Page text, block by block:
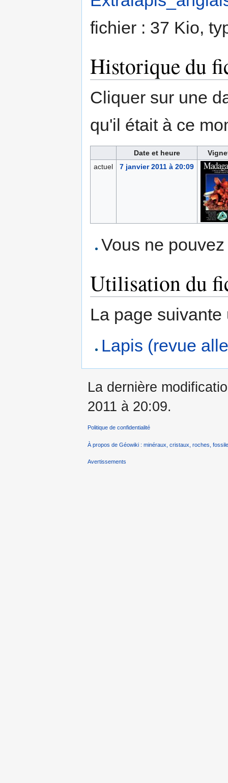
fichier : 37 Kio,
Historique du
Cliquer sur une
qu'il était à ce
Date et heure
actuel
7 janvier 2011 à 20:09
Vous ne
Utilisation du
La page
Lapis (revue
La dernière
2011 à 20:09.
Politique de confidentialité
À propos de Géowiki : minéraux, cristaux, roches,
Avertissements